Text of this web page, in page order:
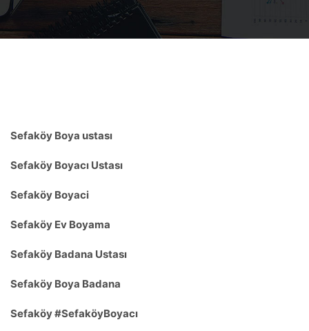
Sefaköy Boya ustası
Sefaköy Boyacı Ustası
Sefaköy Boyaci
Sefaköy Ev Boyama
Sefaköy Badana Ustası
Sefaköy Boya Badana
Sefaköy#SefaköyBoyacı